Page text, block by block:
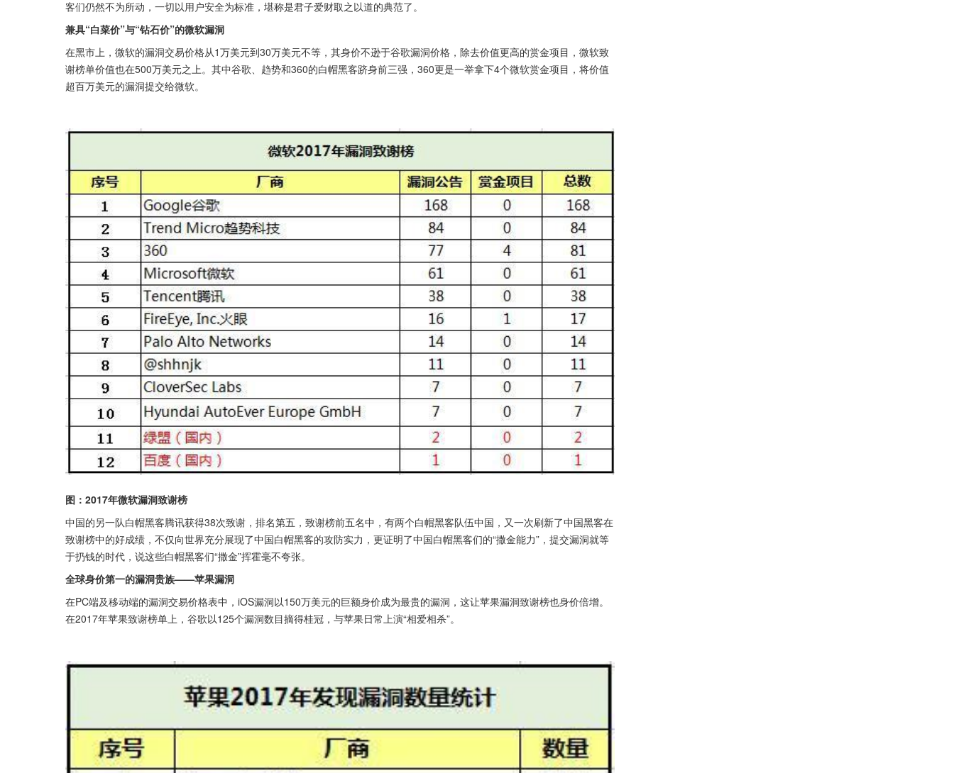
客们仍然不为所动，一切以用户安全为标准，堪称是君子爱财取之以道的典范了。
兼具“白菜价”与“钻石价”的微软漏洞
在黑市上，微软的漏洞交易价格从1万美元到30万美元不等，其身价不逊于谷歌漏洞价格，除去价值更高的赏金项目，微软致
谢榜单价值也在500万美元之上。其中谷歌、趋势和360的白帽黑客跻身前三强，360更是一举拿下4个微软赏金项目，将价值
超百万美元的漏洞提交给微软。
图：2017年微软漏洞致谢榜
中国的另一队白帽黑客腾讯获得38次致谢，排名第五，致谢榜前五名中，有两个白帽黑客队伍中国，又一次刷新了中国黑客在
致谢榜中的好成绩，不仅向世界充分展现了中国白帽黑客的攻防实力，更证明了中国白帽黑客们的“撒金能力”，提交漏洞就等
于扔钱的时代，说这些白帽黑客们“撒金”挥霍毫不夸张。
全球身价第一的漏洞贵族——苹果漏洞
在PC端及移动端的漏洞交易价格表中，iOS漏洞以150万美元的巨额身价成为最贵的漏洞，这让苹果漏洞致谢榜也身价倍增。
在2017年苹果致谢榜单上，谷歌以125个漏洞数目摘得桂冠，与苹果日常上演“相爱相杀”。